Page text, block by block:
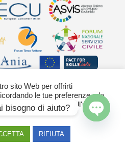
Via Palestro 11 00185 Roma - tel 06
Ufficio stampa tel: 06
-Cookies Policy
sito Web per offrirti
le tue preferenze e le
acconsenti all'uso di
RIFIUTA
bisogno di aiuto?